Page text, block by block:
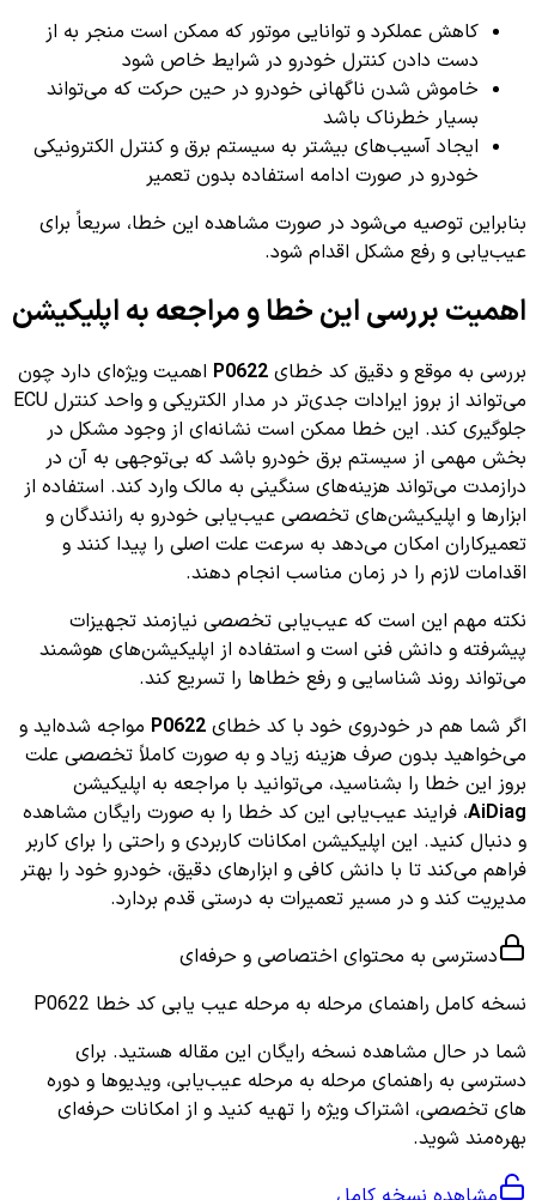
کاهش عملکرد و توانایی موتور که ممکن است منجر به از
دست دادن کنترل خودرو در شرایط خاص شود
خاموش شدن ناگهانی خودرو در حین حرکت که می‌تواند
بسیار خطرناک باشد
ایجاد آسیب‌های بیشتر به سیستم برق و کنترل الکترونیکی
خودرو در صورت ادامه استفاده بدون تعمیر
بنابراین توصیه می‌شود در صورت مشاهده این خطا، سریعاً برای
عیب‌یابی و رفع مشکل اقدام شود.
اهمیت بررسی این خطا و مراجعه به اپلیکیشن
بررسی به موقع و دقیق کد خطای P0622 اهمیت ویژه‌ای دارد چون
می‌تواند از بروز ایرادات جدی‌تر در مدار الکتریکی و واحد کنترل ECU
جلوگیری کند. این خطا ممکن است نشانه‌ای از وجود مشکل در
بخش مهمی از سیستم برق خودرو باشد که بی‌توجهی به آن در
درازمدت می‌تواند هزینه‌های سنگینی به مالک وارد کند. استفاده از
ابزارها و اپلیکیشن‌های تخصصی عیب‌یابی خودرو به رانندگان و
تعمیرکاران امکان می‌دهد به سرعت علت اصلی را پیدا کنند و
اقدامات لازم را در زمان مناسب انجام دهند.
نکته مهم این است که عیب‌یابی تخصصی نیازمند تجهیزات
پیشرفته و دانش فنی است و استفاده از اپلیکیشن‌های هوشمند
می‌تواند روند شناسایی و رفع خطاها را تسریع کند.
اگر شما هم در خودروی خود با کد خطای P0622 مواجه شده‌اید و
می‌خواهید بدون صرف هزینه زیاد و به صورت کاملاً تخصصی علت
بروز این خطا را بشناسید، می‌توانید با مراجعه به اپلیکیشن
AiDiag، فرایند عیب‌یابی این کد خطا را به صورت رایگان مشاهده
و دنبال کنید. این اپلیکیشن امکانات کاربردی و راحتی را برای کاربر
فراهم می‌کند تا با دانش کافی و ابزارهای دقیق، خودرو خود را بهتر
مدیریت کند و در مسیر تعمیرات به درستی قدم بردارد.
دسترسی به محتوای اختصاصی و حرفه‌ای
نسخه کامل راهنمای مرحله به مرحله عیب یابی کد خطا P0622
شما در حال مشاهده نسخه رایگان این مقاله هستید. برای
دسترسی به راهنمای مرحله به مرحله عیب‌یابی، ویدیوها و دوره
های تخصصی، اشتراک ویژه را تهیه کنید و از امکانات حرفه‌ای
بهره‌مند شوید.